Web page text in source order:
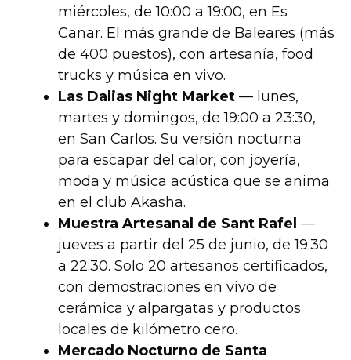
miércoles, de 10:00 a 19:00, en Es
Canar. El más grande de Baleares (más
de 400 puestos), con artesanía, food
trucks y música en vivo.
Las Dalias Night Market — lunes,
martes y domingos, de 19:00 a 23:30,
en San Carlos. Su versión nocturna
para escapar del calor, con joyería,
moda y música acústica que se anima
en el club Akasha.
Muestra Artesanal de Sant Rafel —
jueves a partir del 25 de junio, de 19:30
a 22:30. Solo 20 artesanos certificados,
con demostraciones en vivo de
cerámica y alpargatas y productos
locales de kilómetro cero.
Mercado Nocturno de Santa